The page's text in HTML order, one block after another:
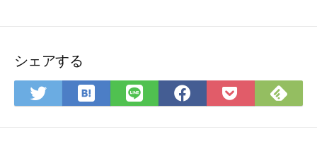
シェアする
Twitter
は
LINE Facebook
Pocket
Feedly